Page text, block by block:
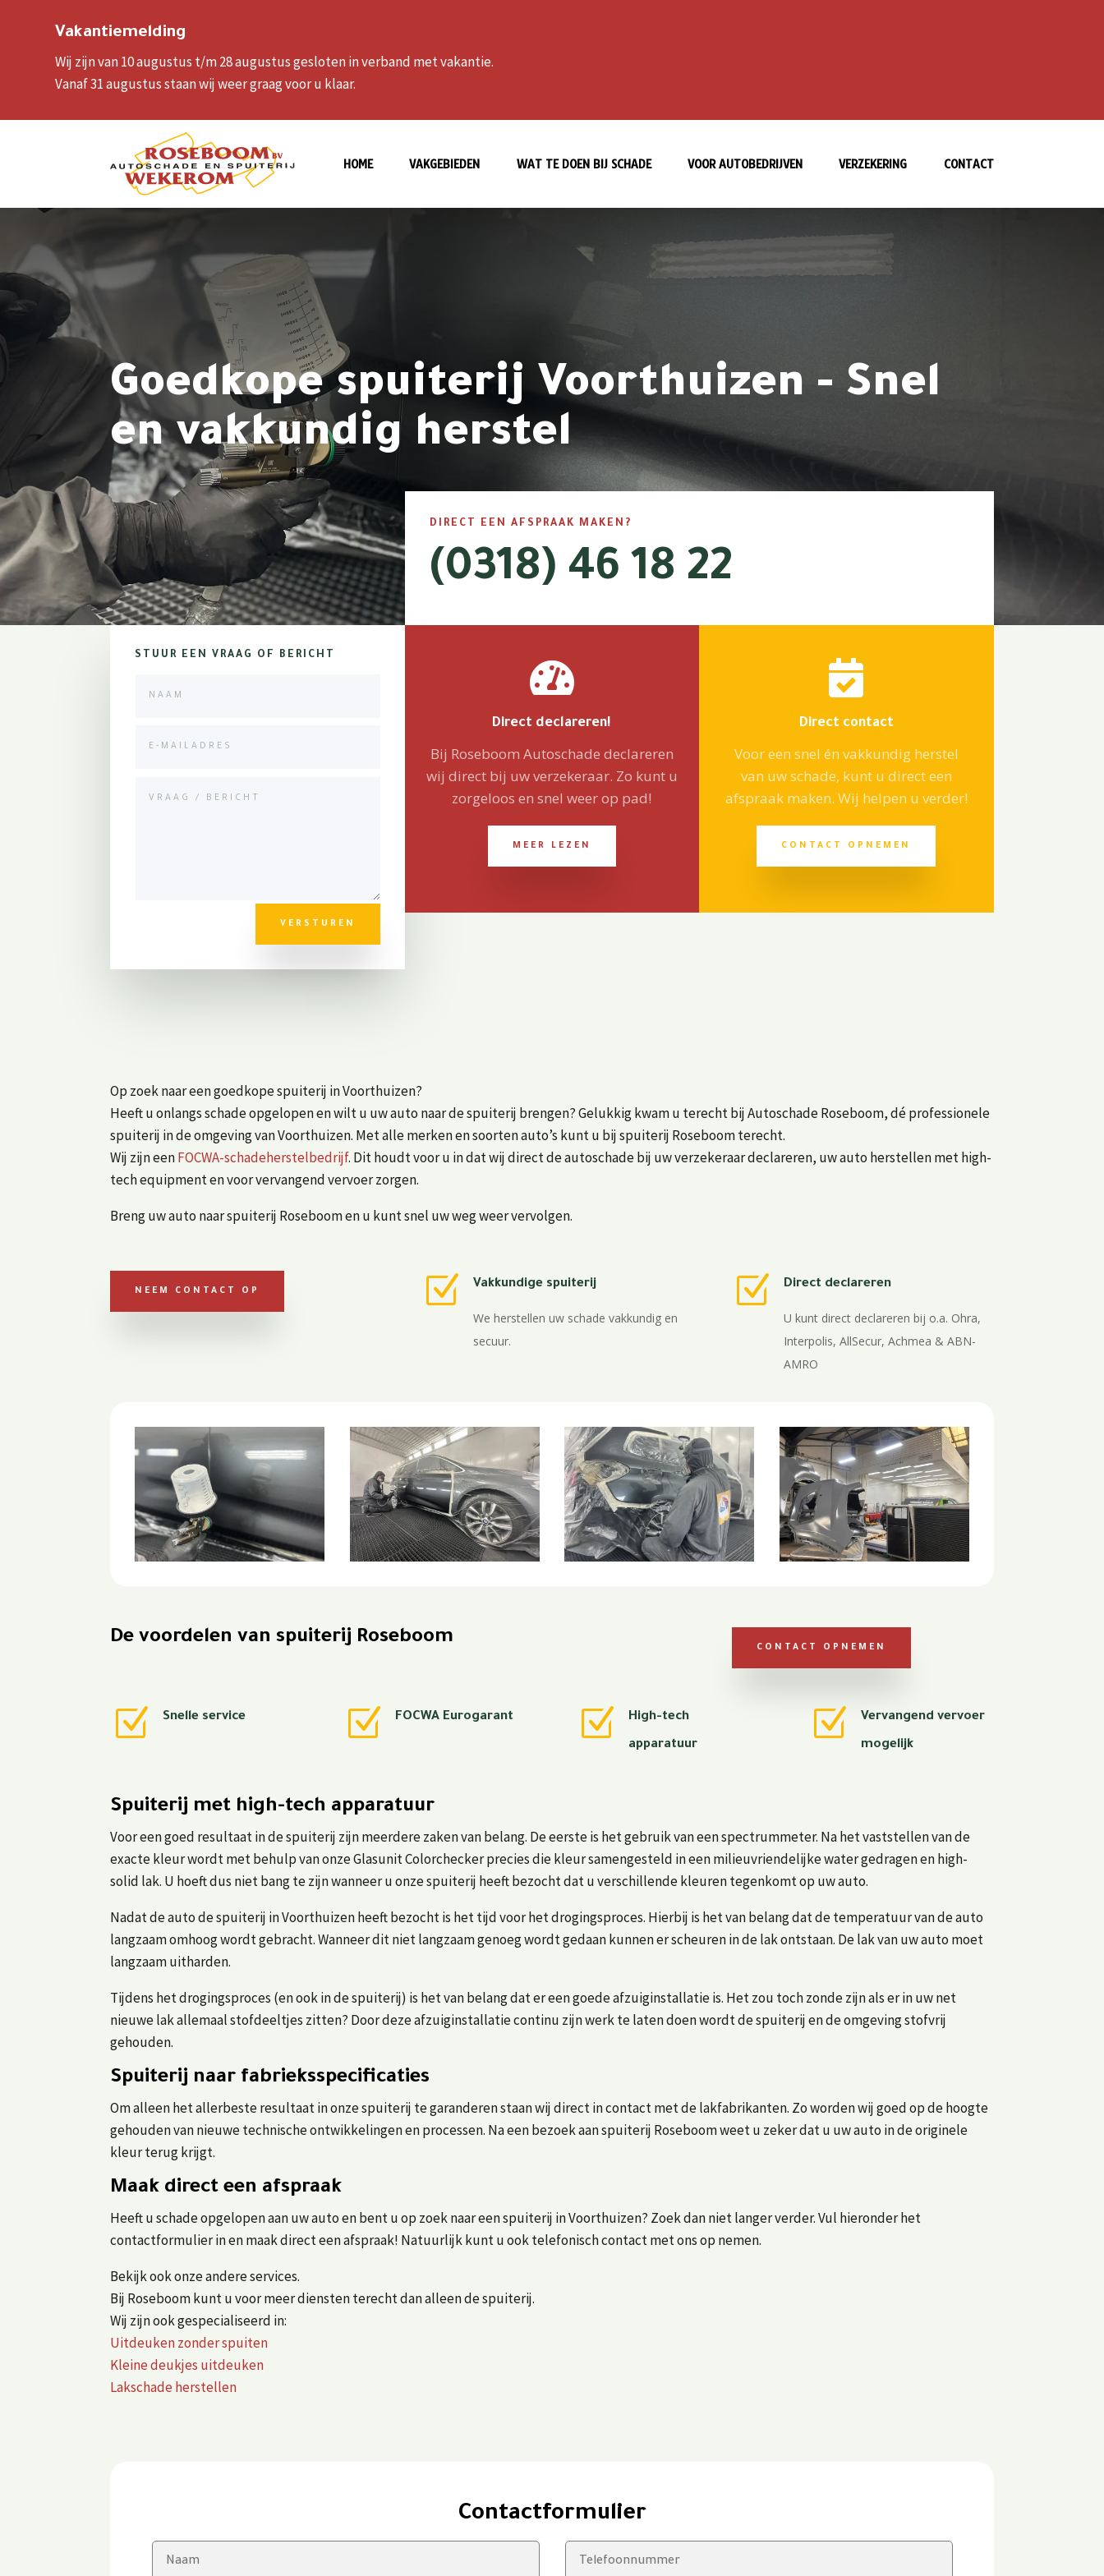
Vakantiemelding
Wij zijn van 10 augustus t/m 28 augustus gesloten in verband met vakantie.
Vanaf 31 augustus staan wij weer graag voor u klaar.
HOME VAKGEBIEDEN WAT TE DOEN BIJ SCHADE VOOR AUTOBEDRIJVEN VERZEKERING CONTACT
Goedkope spuiterij Voorthuizen - Snel
en vakkundig herstel
DIRECT EEN AFSPRAAK MAKEN?
(0318) 46 18 22
STUUR EEN VRAAG OF BERICHT
VERSTUREN

Direct declareren!
Bij Roseboom Autoschade declareren
wij direct bij uw verzekeraar. Zo kunt u
zorgeloos en snel weer op pad!
MEER LEZEN

Direct contact
Voor een snel én vakkundig herstel
van uw schade, kunt u direct een
afspraak maken. Wij helpen u verder!
CONTACT OPNEMEN
Op zoek naar een goedkope spuiterij in Voorthuizen?
Heeft u onlangs schade opgelopen en wilt u uw auto naar de spuiterij brengen? Gelukkig kwam u terecht bij Autoschade Roseboom, dé professionele
spuiterij in de omgeving van Voorthuizen. Met alle merken en soorten auto’s kunt u bij spuiterij Roseboom terecht.
Wij zijn eenFOCWA-schadeherstelbedrijf. Dit houdt voor u in dat wij direct de autoschade bij uw verzekeraar declareren, uw auto herstellen met high-
tech equipment en voor vervangend vervoer zorgen.
Breng uw auto naar spuiterij Roseboom en u kunt snel uw weg weer vervolgen.
NEEM CONTACT OP Z Vakkundige spuiterij
We herstellen uw schade vakkundig en
secuur.
Z Direct declareren
U kunt direct declareren bij o.a. Ohra,
Interpolis, AllSecur, Achmea & ABN-
AMRO
De voordelen van spuiterij Roseboom CONTACT OPNEMEN
Z Snelle service Z FOCWA Eurogarant Z
High-tech
apparatuur
Z
Vervangend vervoer
mogelijk
Spuiterij met high-tech apparatuur
Voor een goed resultaat in de spuiterij zijn meerdere zaken van belang. De eerste is het gebruik van een spectrummeter. Na het vaststellen van de
exacte kleur wordt met behulp van onze Glasunit Colorchecker precies die kleur samengesteld in een milieuvriendelijke water gedragen en high-
solid lak. U hoeft dus niet bang te zijn wanneer u onze spuiterij heeft bezocht dat u verschillende kleuren tegenkomt op uw auto.
Nadat de auto de spuiterij in Voorthuizen heeft bezocht is het tijd voor het drogingsproces. Hierbij is het van belang dat de temperatuur van de auto
langzaam omhoog wordt gebracht. Wanneer dit niet langzaam genoeg wordt gedaan kunnen er scheuren in de lak ontstaan. De lak van uw auto moet
langzaam uitharden.
Tijdens het drogingsproces (en ook in de spuiterij) is het van belang dat er een goede afzuiginstallatie is. Het zou toch zonde zijn als er in uw net
nieuwe lak allemaal stofdeeltjes zitten? Door deze afzuiginstallatie continu zijn werk te laten doen wordt de spuiterij en de omgeving stofvrij
gehouden.
Spuiterij naar fabrieksspecificaties
Om alleen het allerbeste resultaat in onze spuiterij te garanderen staan wij direct in contact met de lakfabrikanten. Zo worden wij goed op de hoogte
gehouden van nieuwe technische ontwikkelingen en processen. Na een bezoek aan spuiterij Roseboom weet u zeker dat u uw auto in de originele
kleur terug krijgt.
Maak direct een afspraak
Heeft u schade opgelopen aan uw auto en bent u op zoek naar een spuiterij in Voorthuizen? Zoek dan niet langer verder. Vul hieronder het
contactformulier in en maak direct een afspraak! Natuurlijk kunt u ook telefonisch contact met ons op nemen.
Bekijk ook onze andere services.
Bij Roseboom kunt u voor meer diensten terecht dan alleen de spuiterij.
Wij zijn ook gespecialiseerd in:
Uitdeuken zonder spuiten
Kleine deukjes uitdeuken
Lakschade herstellen
Contactformulier